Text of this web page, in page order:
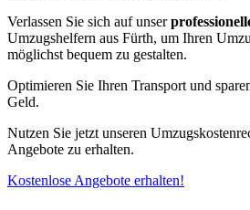
Verlassen Sie sich auf unser
Umzugshelfern aus Fürth, um Ihren
möglichst bequem zu gestalten.
Optimieren Sie Ihren Transport und
Geld.
Nutzen Sie jetzt unseren
Angebote zu erhalten.
Kostenlose Angebote erhalten!